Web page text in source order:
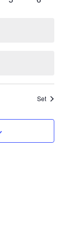
Set